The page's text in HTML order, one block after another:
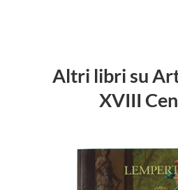
Altri libri su
XVIII